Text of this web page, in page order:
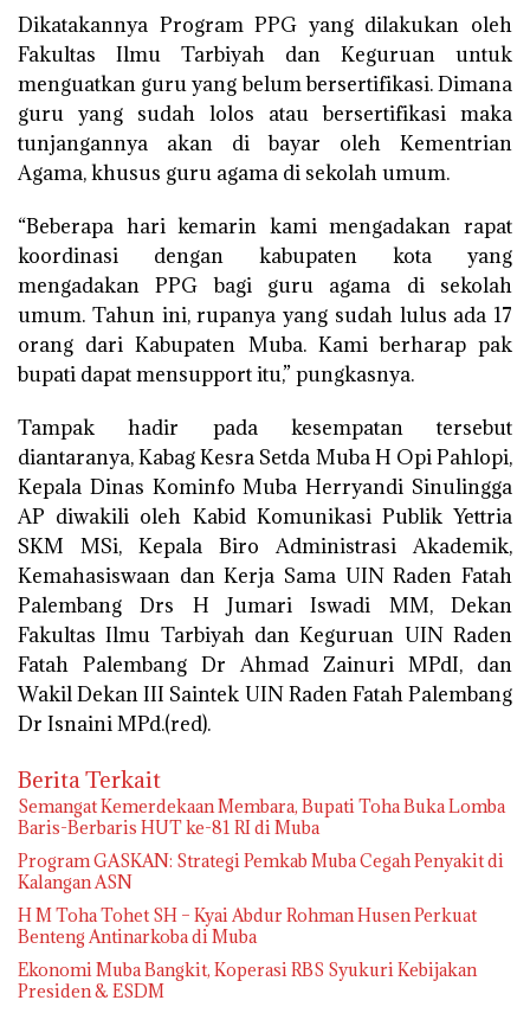
Dikatakannya Program PPG yang dilakukan oleh
Fakultas Ilmu Tarbiyah dan Keguruan untuk
menguatkan guru yang belum bersertifikasi. Dimana
guru yang sudah lolos atau bersertifikasi maka
tunjangannya akan di bayar oleh Kementrian
Agama, khusus guru agama di sekolah umum.
“Beberapa hari kemarin kami mengadakan rapat
koordinasi dengan kabupaten kota yang
mengadakan PPG bagi guru agama di sekolah
umum. Tahun ini, rupanya yang sudah lulus ada 17
orang dari Kabupaten Muba. Kami berharap pak
bupati dapat mensupport itu,” pungkasnya.
Tampak hadir pada kesempatan tersebut
diantaranya, Kabag Kesra Setda Muba H Opi Pahlopi,
Kepala Dinas Kominfo Muba Herryandi Sinulingga
AP diwakili oleh Kabid Komunikasi Publik Yettria
SKM MSi, Kepala Biro Administrasi Akademik,
Kemahasiswaan dan Kerja Sama UIN Raden Fatah
Palembang Drs H Jumari Iswadi MM, Dekan
Fakultas Ilmu Tarbiyah dan Keguruan UIN Raden
Fatah Palembang Dr Ahmad Zainuri MPdI, dan
Wakil Dekan III Saintek UIN Raden Fatah Palembang
Dr Isnaini MPd.(red).
Berita Terkait
Semangat Kemerdekaan Membara, Bupati Toha Buka Lomba
Baris-Berbaris HUT ke-81 RI di Muba
Program GASKAN: Strategi Pemkab Muba Cegah Penyakit di
Kalangan ASN
H M Toha Tohet SH – Kyai Abdur Rohman Husen Perkuat
Benteng Antinarkoba di Muba
Ekonomi Muba Bangkit, Koperasi RBS Syukuri Kebijakan
Presiden & ESDM